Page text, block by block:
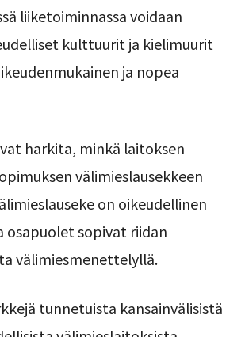
liiketoiminnassa voidaan
kulttuurit ja kielimuurit
ja nopea
harkita, minkä laitoksen
välimieslausekkeen
on oikeudellinen
osapuolet sopivat riidan
välimiesmenettelyllä.
tunnetuista kansainvälisistä